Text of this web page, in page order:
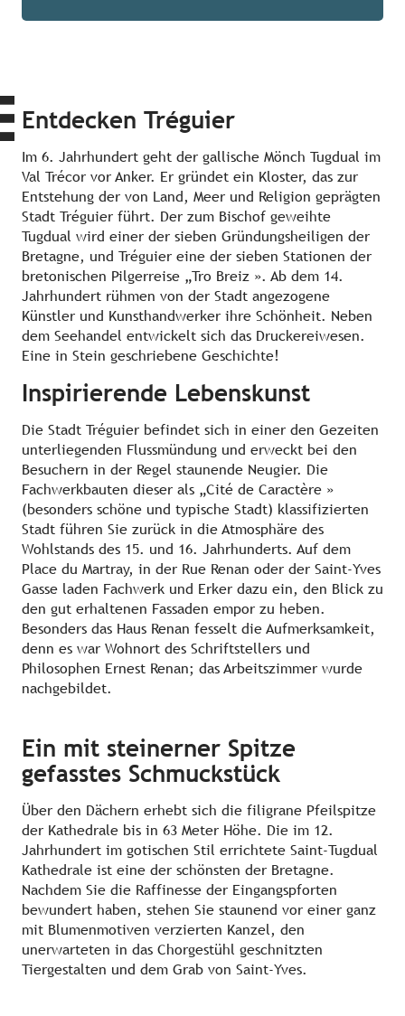
Entdecken Tréguier
Im 6. Jahrhundert geht der gallische Mönch Tugdual im
Val Trécor vor Anker. Er gründet ein Kloster, das zur
Entstehung der von Land, Meer und Religion geprägten
Stadt Tréguier führt. Der zum Bischof geweihte
Tugdual wird einer der sieben Gründungsheiligen der
Bretagne, und Tréguier eine der sieben Stationen der
bretonischen Pilgerreise „Tro Breiz ». Ab dem 14.
Jahrhundert rühmen von der Stadt angezogene
Künstler und Kunsthandwerker ihre Schönheit. Neben
dem Seehandel entwickelt sich das Druckereiwesen.
Eine in Stein geschriebene Geschichte!
Inspirierende Lebenskunst
Die Stadt Tréguier befindet sich in einer den Gezeiten
unterliegenden Flussmündung und erweckt bei den
Besuchern in der Regel staunende Neugier. Die
Fachwerkbauten dieser als „Cité de Caractère »
(besonders schöne und typische Stadt) klassifizierten
Stadt führen Sie zurück in die Atmosphäre des
Wohlstands des 15. und 16. Jahrhunderts. Auf dem
Place du Martray, in der Rue Renan oder der Saint-Yves
Gasse laden Fachwerk und Erker dazu ein, den Blick zu
den gut erhaltenen Fassaden empor zu heben.
Besonders das Haus Renan fesselt die Aufmerksamkeit,
denn es war Wohnort des Schriftstellers und
Philosophen Ernest Renan; das Arbeitszimmer wurde
nachgebildet.
Ein mit steinerner Spitze
gefasstes Schmuckstück
Über den Dächern erhebt sich die filigrane Pfeilspitze
der Kathedrale bis in 63 Meter Höhe. Die im 12.
Jahrhundert im gotischen Stil errichtete Saint-Tugdual
Kathedrale ist eine der schönsten der Bretagne.
Nachdem Sie die Raffinesse der Eingangspforten
bewundert haben, stehen Sie staunend vor einer ganz
mit Blumenmotiven verzierten Kanzel, den
unerwarteten in das Chorgestühl geschnitzten
Tiergestalten und dem Grab von Saint-Yves.